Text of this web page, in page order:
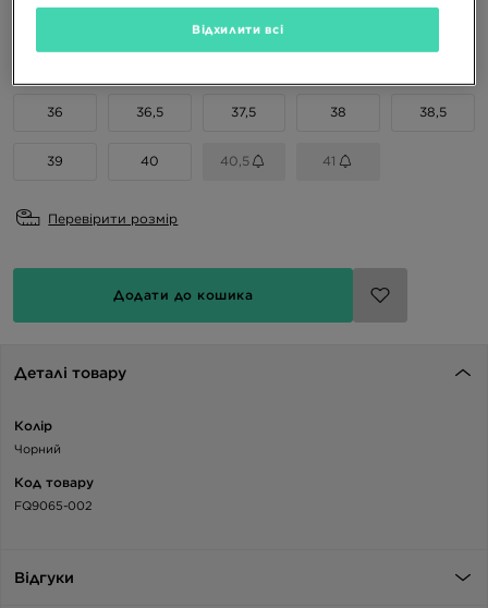
Вибери розмір
EU US
36 36,5 37,5 38 38,5
39 40 40,5 41
Перевірити розмір
Додати до кошика
Деталі товару
Колір
Чорний
Код товару
FQ9065-002
Відгуки
Відхилити всі